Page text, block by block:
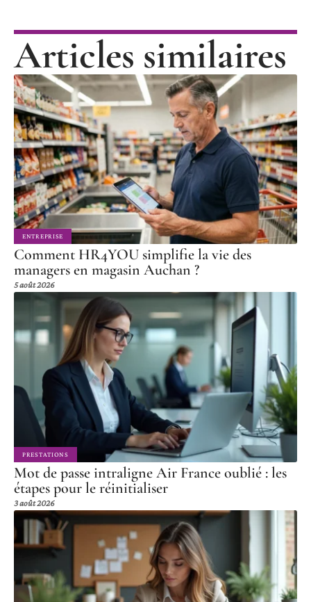
Articles similaires
ENTREPRISE
Comment HR4YOU simplifie la vie des
managers en magasin Auchan ?
5 août 2026
PRESTATIONS
Mot de passe intraligne Air France oublié : les
étapes pour le réinitialiser
3 août 2026